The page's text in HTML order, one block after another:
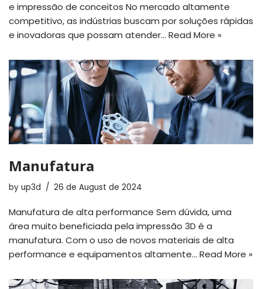
e impressão de conceitos No mercado altamente
competitivo, as indústrias buscam por soluções rápidas
e inovadoras que possam atender… Read More »
Manufatura
by up3d 26 de August de 2024
Manufatura de alta performance Sem dúvida, uma
área muito beneficiada pela impressão 3D é a
manufatura. Com o uso de novos materiais de alta
performance e equipamentos altamente… Read More »